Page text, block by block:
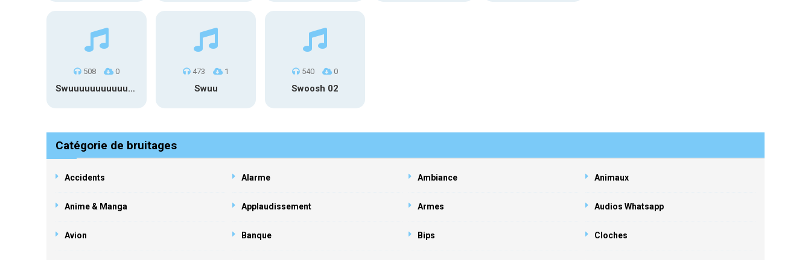
508 0
Swuuuuuuuuuuuuuuuuuuuuuu
473 1
Swuu
540 0
Swoosh 02
Catégorie de bruitages
Accidents Alarme Ambiance Animaux
Anime & Manga Applaudissement Armes Audios Whatsapp
Avion Banque Bips Cloches